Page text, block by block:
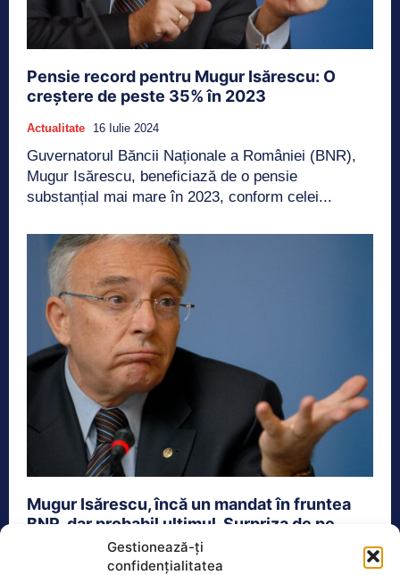
Gestionează-ți
confidențialitatea
Pensie record pentru Mugur Isărescu: O
creștere de peste 35% în 2023
Actualitate 16 Iulie 2024
Guvernatorul Băncii Naționale a României (BNR),
Mugur Isărescu, beneficiază de o pensie
substanțial mai mare în 2023, conform celei...
Mugur Isărescu, încă un mandat în fruntea
BNR, dar probabil ultimul. Surpriza de pe